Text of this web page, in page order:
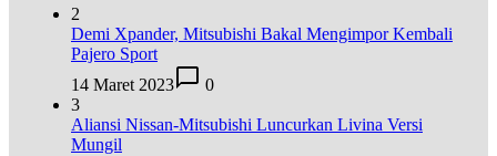
2
Demi Xpander, Mitsubishi Bakal Mengimpor Kembali
Pajero Sport
14 Maret 2023
0
3
Aliansi Nissan-Mitsubishi Luncurkan Livina Versi
Mungil